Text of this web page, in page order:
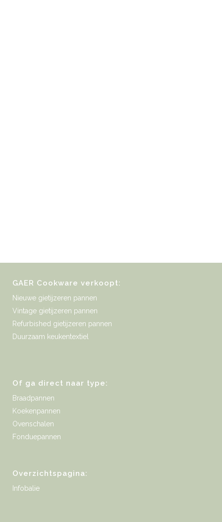
GAER Cookware verkoopt:
Nieuwe gietijzeren pannen
Vintage gietijzeren pannen
Refurbished gietijzeren pannen
Duurzaam keukentextiel
Of ga direct naar type:
Braadpannen
Koekenpannen
Ovenschalen
Fonduepannen
Overzichtspagina:
Infobalie